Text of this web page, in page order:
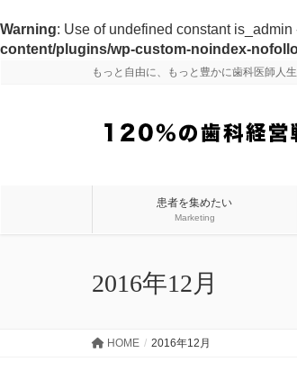
Warning: Use of undefined constant
content/plugins/wp-custom-noindex-
もっと自由に、もっと豊かに歯科医師人
患者を集めたい
Marketing
2016年12月
HOME 2016年12月